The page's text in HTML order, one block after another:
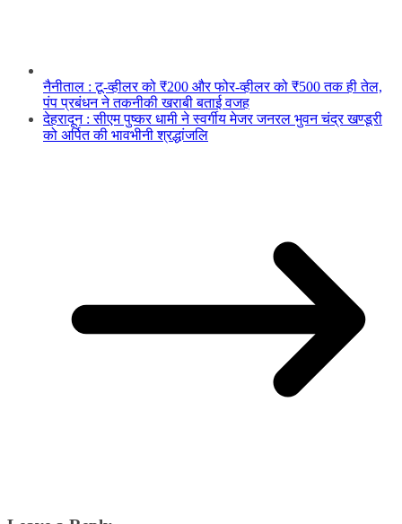
नैनीताल : टू-व्हीलर को ₹200 और फोर-व्हीलर को ₹500 तक ही तेल,
पंप प्रबंधन ने तकनीकी खराबी बताई वजह
देहरादून : सीएम पुष्कर धामी ने स्वर्गीय मेजर जनरल भुवन चंद्र खण्डूरी
को अर्पित की भावभीनी श्रद्धांजलि